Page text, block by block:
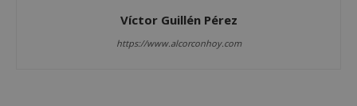
Víctor Guillén Pérez
https://www.alcorconhoy.com
AWSALBCORS
Amazon.com
Inc.
embed.bsky.app